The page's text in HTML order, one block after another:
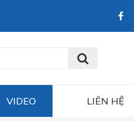
VIDEO LIÊN HỆ